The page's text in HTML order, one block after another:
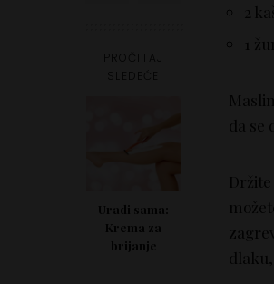
PROČITAJ
Uradi sama:
Krema za
brijanje
2
1
da se